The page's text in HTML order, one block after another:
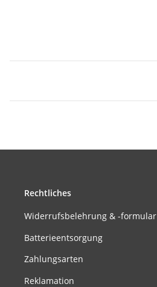
Rechtliches
Widerrufsbelehrung & -formular
Batterieentsorgung
Zahlungsarten
Reklamation